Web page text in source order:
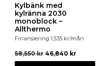
Kylbänk med
kylränna 2030
monoblock –
Allthermo
Finansiering 1,535 kr/mån
58,550kr 46,840 kr